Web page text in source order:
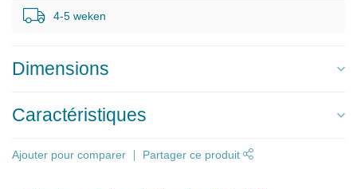
4-5 weken
Dimensions
Caractéristiques
Ajouter pour comparer Partager ce produit